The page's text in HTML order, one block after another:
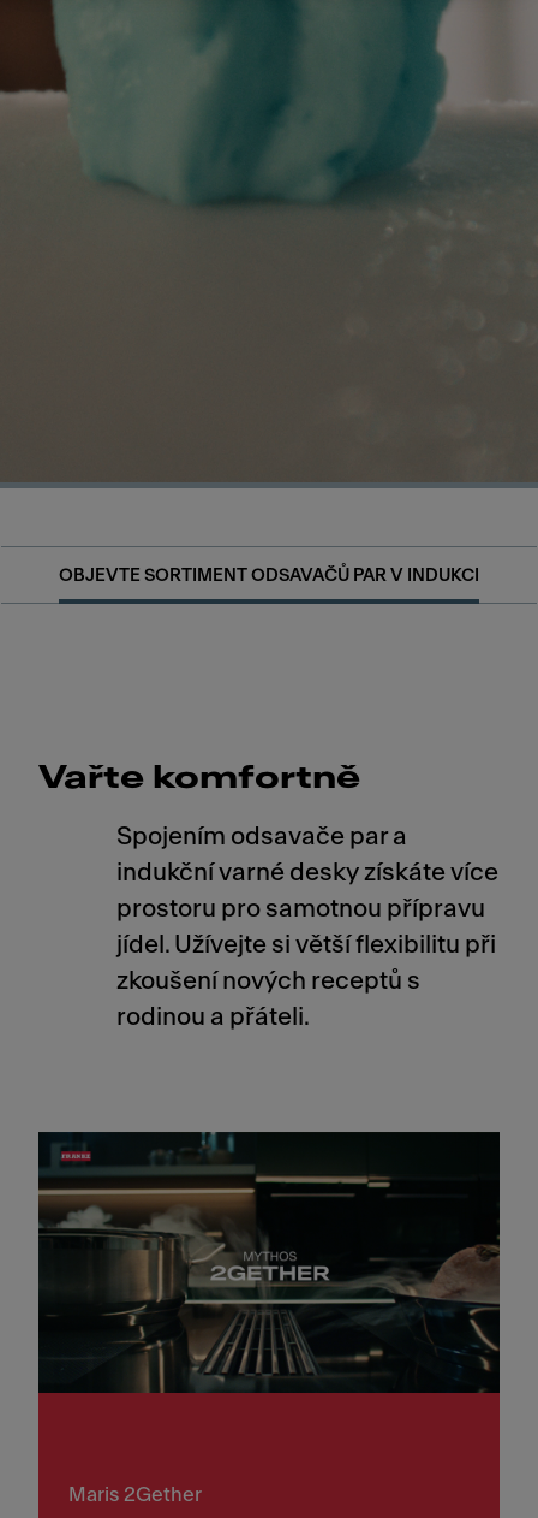
OBJEVTE SORTIMENT ODSAVAČŮ PAR V INDUKCI
Vařte komfortně
Spojením odsavače par a
indukční varné desky získáte více
prostoru pro samotnou přípravu
jídel. Užívejte si větší flexibilitu při
zkoušení nových receptů s
rodinou a přáteli.
Maris 2Gether